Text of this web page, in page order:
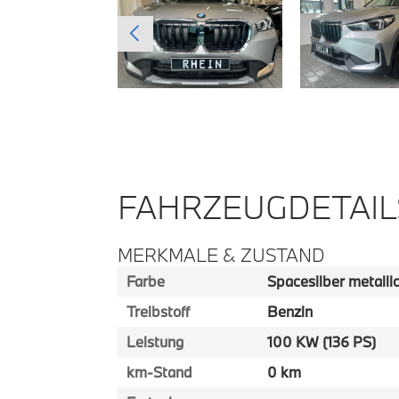
MERKMALE & ZUSTAND
Farbe
Spacesilber metallic
Treibstoff
Benzin
Leistung
100 KW (136 PS)
km-Stand
0 km